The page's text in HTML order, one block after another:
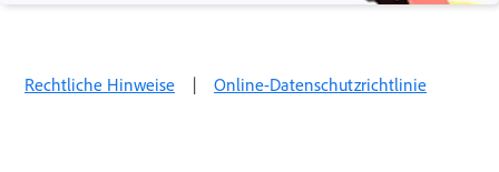
Rechtliche Hinweise | Online-Datenschutzrichtlinie